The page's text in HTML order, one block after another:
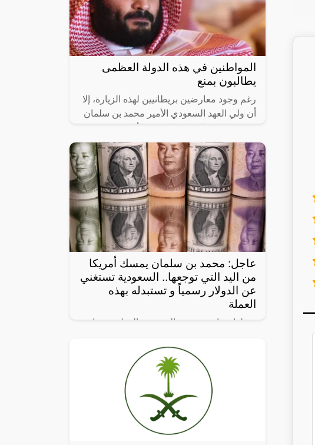
المواطنين في هذه الدولة العظمى
يطالبون بمنع
رغم وجود معارضين بريطانيين لهذه الزيارة، إلا
أن ولي العهد السعودي الأمير محمد بن سلمان
مقتل الصحفي السعودي جمال
عاجل: محمد بن سلمان يمسك أمريكا
من اليد التي توجعها.. السعودية تستغني
عن الدولار رسمياً و تستبدله بهذه
العملة
بخطوات ثابته، تسعى السعودية العظمى بقيادة
بالولايات المتحدة الأمريكية، ومن ضمن
الخطوات التي ستقصم الهيمنة